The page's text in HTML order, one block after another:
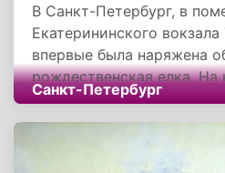
В Санкт-Петербург, в
Екатерининского
впервые была наряжена
рождественская елка. На
украшения, игрушки,
Верхушку украшала
украшение могли
богатые, зажиточные
Санкт-Петербург